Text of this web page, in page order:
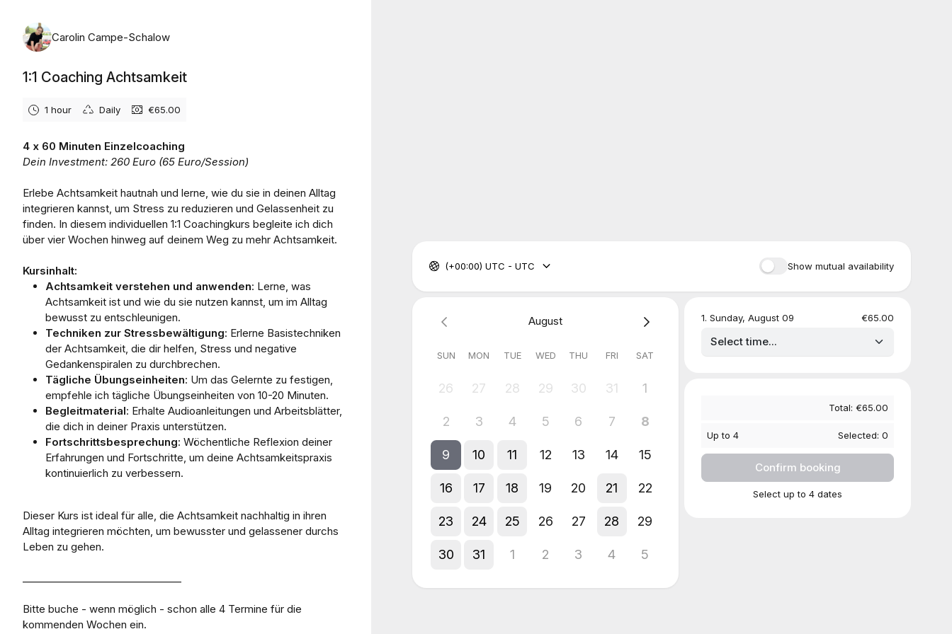
Carolin Campe-Schalow
1:1 Coaching Achtsamkeit
1 hour Daily €65.00
4 x 60 Minuten Einzelcoaching
Dein Investment: 260 Euro (65 Euro/Session)
Erlebe Achtsamkeit hautnah und lerne, wie du sie in deinen Alltag
integrieren kannst, um Stress zu reduzieren und Gelassenheit zu
finden. In diesem individuellen 1:1 Coachingkurs begleite ich dich
über vier Wochen hinweg auf deinem Weg zu mehr Achtsamkeit.
Kursinhalt:
Achtsamkeit verstehen und anwenden: Lerne, was
Achtsamkeit ist und wie du sie nutzen kannst, um im Alltag
bewusst zu entschleunigen.
Techniken zur Stressbewältigung: Erlerne Basistechniken
der Achtsamkeit, die dir helfen, Stress und negative
Gedankenspiralen zu durchbrechen.
Tägliche Übungseinheiten: Um das Gelernte zu festigen,
empfehle ich tägliche Übungseinheiten von 10-20 Minuten.
Begleitmaterial: Erhalte Audioanleitungen und Arbeitsblätter,
die dich in deiner Praxis unterstützen.
Fortschrittsbesprechung: Wöchentliche Reflexion deiner
Erfahrungen und Fortschritte, um deine Achtsamkeitspraxis
kontinuierlich zu verbessern.
Dieser Kurs ist ideal für alle, die Achtsamkeit nachhaltig in ihren
Alltag integrieren möchten, um bewusster und gelassener durchs
Leben zu gehen.
Bitte buche - wenn möglich - schon alle 4 Termine für die
kommenden Wochen ein.
Show mutual availability
(+00:00) UTC - UTC
August
SUN MON TUE WED THU FRI SAT
26 27 28 29 30 31 1
2 3 4 5 6 7 8
9 10 11 12 13 14 15
16 17 18 19 20 21 22
23 24 25 26 27 28 29
30 31 1 2 3 4 5
1.Sunday, August 09 €65.00
Total: €65.00
Up to 4 Selected: 0
Confirm booking
Select up to 4 dates